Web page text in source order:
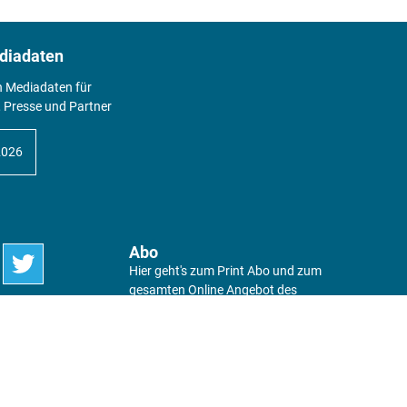
Mediadaten für
Presse und Partner
Abo
Hier geht's zum Print Abo und zum
gesamten Online Angebot des